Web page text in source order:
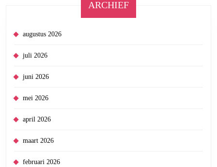
ARCHIEF
augustus 2026
juli 2026
juni 2026
mei 2026
april 2026
maart 2026
februari 2026